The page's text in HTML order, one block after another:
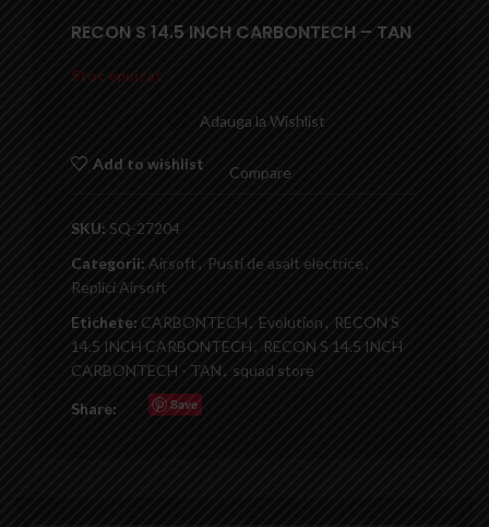
RECON S 14.5 INCH CARBONTECH – TAN
Stoc epuizat
Adauga la Wishlist
Add to wishlist
Compare
SKU: SQ-27204
Categorii: Airsoft , Pusti de asalt electrice,
Replici Airsoft
Etichete: CARBONTECH, Evolution , RECON S
14.5 INCH CARBONTECH , RECON S 14.5 INCH
CARBONTECH - TAN, squad store
Share: Save